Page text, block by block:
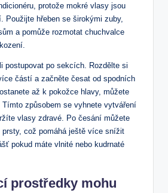
protože mokré ​vlasy jsou
Použijte hřeben se ​širokými⁤ zuby,
a pomůže rozmotat chuchvalce
postupovat po sekcích. Rozdělte si
částí‍ a začněte česat od spodních
až k pokožce hlavy, můžete
způsobem se vyhnete​ vytváření
vlasy zdravé. Po česání můžete⁣
prsty, což pomáhá ještě více⁣ snížit
⁢pokud máte vlnité nebo kudrnaté
prostředky mohu​